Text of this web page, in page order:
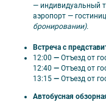
Проживание в
Завтраки со
Входные
Автобус по
— индивидуальный
аэропорт —
бронировании).
Встреча с
12:00 — Отъезд от
12:40 — Отъезд от
13:15 — Отъезд от
Автобусная